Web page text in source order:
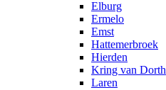
Elburg
Ermelo
Emst
Hattemerbroek
Hierden
Kring van Dorth
Laren